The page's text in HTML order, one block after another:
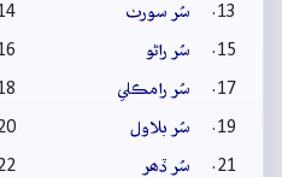
سُر سورٺ
سُر راڻو
سُر رامڪلي
سُر بلاول
سُر ڏھر